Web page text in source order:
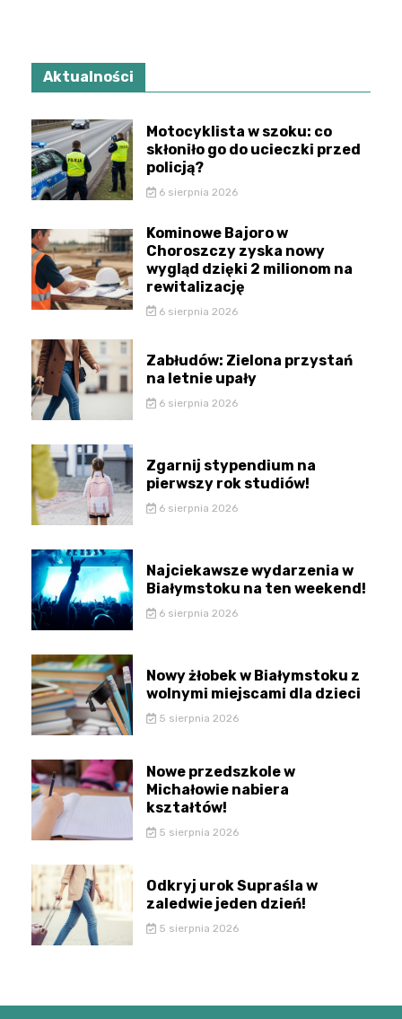
Aktualności
Motocyklista w szoku: co
skłoniło go do ucieczki przed
policją?
6 sierpnia 2026
Kominowe Bajoro w
Choroszczy zyska nowy
wygląd dzięki 2 milionom na
rewitalizację
6 sierpnia 2026
Zabłudów: Zielona przystań
na letnie upały
6 sierpnia 2026
Zgarnij stypendium na
pierwszy rok studiów!
6 sierpnia 2026
Najciekawsze wydarzenia w
Białymstoku na ten weekend!
6 sierpnia 2026
Nowy żłobek w Białymstoku z
wolnymi miejscami dla dzieci
5 sierpnia 2026
Nowe przedszkole w
Michałowie nabiera
kształtów!
5 sierpnia 2026
Odkryj urok Supraśla w
zaledwie jeden dzień!
5 sierpnia 2026